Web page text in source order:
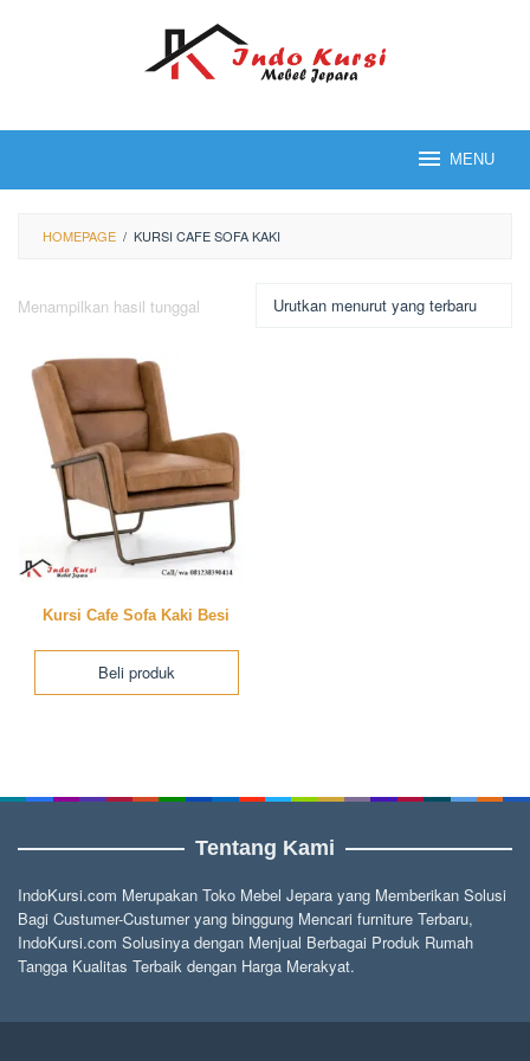
MENU
HOMEPAGE / KURSI CAFE SOFA KAKI
Menampilkan hasil tunggal
Kursi Cafe Sofa Kaki Besi
Beli produk
Tentang Kami
IndoKursi.com Merupakan Toko Mebel Jepara yang Memberikan Solusi
Bagi Custumer-Custumer yang binggung Mencari furniture Terbaru,
IndoKursi.com Solusinya dengan Menjual Berbagai Produk Rumah
Tangga Kualitas Terbaik dengan Harga Merakyat.